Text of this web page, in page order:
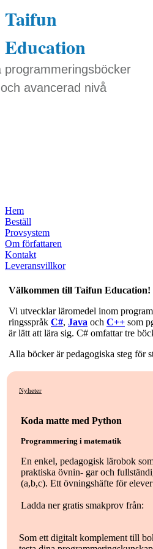
Taifun
Education
programmeringsböcker
avancerad nivå
Hem
Beställ
Provsystem
Om författaren
Kontakt
Leveransvillkor
Välkommen till Taifun Education!
Vi utvecklar läromedel inom
ringsspråk C#, Java och C++ som
är lätt att lära sig. C# omfattar tre
Alla böcker är pedagogiska steg för
Nyheter
Koda matte med Python
Programmering i matematik
En enkel, pedagogisk lärobok
praktiska övnin- gar och
(a,b,c). Ett övningshäfte för
Ladda ner gratis smakprov
Som ett digitalt komplement till